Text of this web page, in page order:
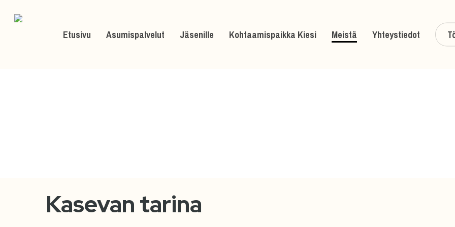
Etusivu Asumispalvelut Jäsenille Kohtaamispaikka Kiesi Meistä Yhteystiedot
Kasevan tarina